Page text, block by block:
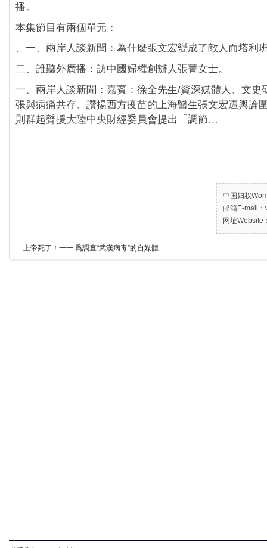
播。
本集節目有兩個單元：
、一、兩岸人談新聞：為什麼張文宏變成了敵人而塔利
二、誰聽外廣播：訪中國婦權創辦人張菁女士。
一、兩岸人談新聞：嘉賓：徐全先生/資深媒體人、文史
張與病痛共存、讚揚西方疫苗的上海醫生張文宏遭輿論
則群起聲援大陸中央財經委員會提出「調節…
中国妇权
邮箱E-mail
网址Website